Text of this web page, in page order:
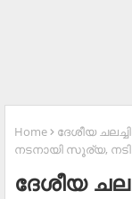
Home
ദേശീയ
നടനായി സൂര്യ,
ദേശീയ